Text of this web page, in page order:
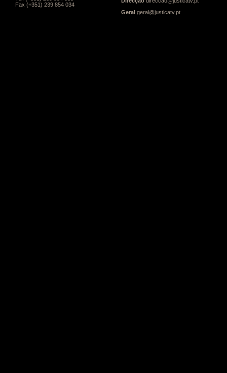
Fax (+351) 239 854 034
Geral geral@justicatv.pt